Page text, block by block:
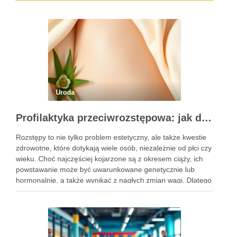
Uroda
Profilaktyka przeciwrozstępowa: jak dbać o skórę skutecznie?
Rozstępy to nie tylko problem estetyczny, ale także kwestie
zdrowotne, które dotykają wiele osób, niezależnie od płci czy
wieku. Choć najczęściej kojarzone są z okresem ciąży, ich
powstawanie może być uwarunkowane genetycznie lub
hormonalnie, a także wynikać z nagłych zmian wagi. Dlatego
kluczowe jest, aby już od najmłodszych lat zadbać …